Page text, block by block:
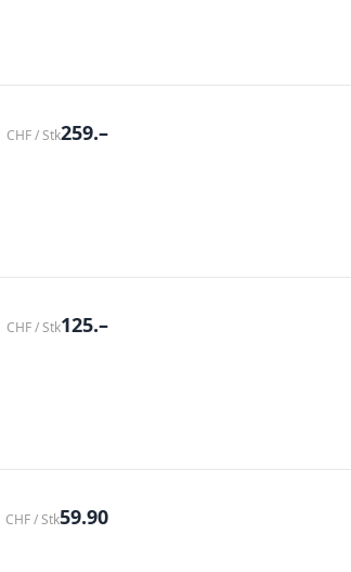
CHF / Stk259.–
CHF / Stk125.–
CHF / Stk59.90